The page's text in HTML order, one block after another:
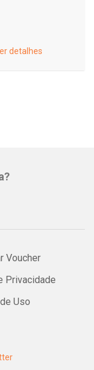
detalhes
Voucher
Privacidade
Uso